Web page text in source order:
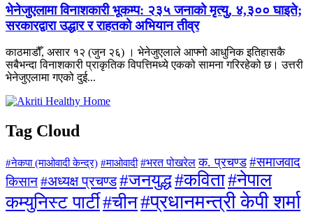
भेनेजुएलामा विनाशकारी भूकम्प: २३५ जनाको मृत्यु, ४,३०० घाइते;
सरकारद्वारा उद्धार र राहतको अभियान तीव्र
काठमाडौँ, असार १२ (जुन २६) । भेनेजुएलाले आफ्नो आधुनिक इतिहासकै
सबैभन्दा विनाशकारी प्राकृतिक विपत्तिमध्ये एकको सामना गरिरहेको छ। उत्तरी
भेनेजुएलामा गएको दुई...
Tag Cloud
#नेकपा (माओवादी केन्द्र) #माओवादी #भरत पोखरेल क. प्रचण्ड #समाजवाद
किसान#अध्यक्ष प्रचण्ड#जनयुद्ध#कविता#नेपाल
कम्युनिस्ट पार्टी#चीन#प्रधानमन्त्री केपी शर्मा